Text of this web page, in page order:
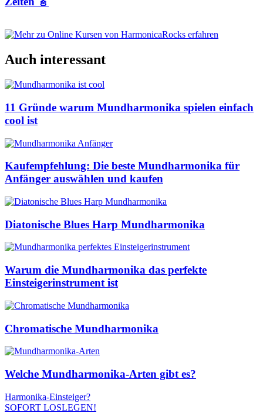
Auch interessant
11 Gründe warum Mundharmonika spielen einfach
cool ist
Kaufempfehlung: Die beste Mundharmonika für
Anfänger auswählen und kaufen
Diatonische Blues Harp Mundharmonika
Warum die Mundharmonika das perfekte
Einsteigerinstrument ist
Chromatische Mundharmonika
Welche Mundharmonika-Arten gibt es?
Harmonika-Einsteiger?
SOFORT LOSLEGEN!